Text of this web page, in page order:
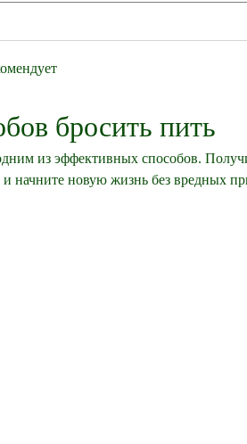
бросить пить
из эффективных способов.
и начните новую жизнь без вредных